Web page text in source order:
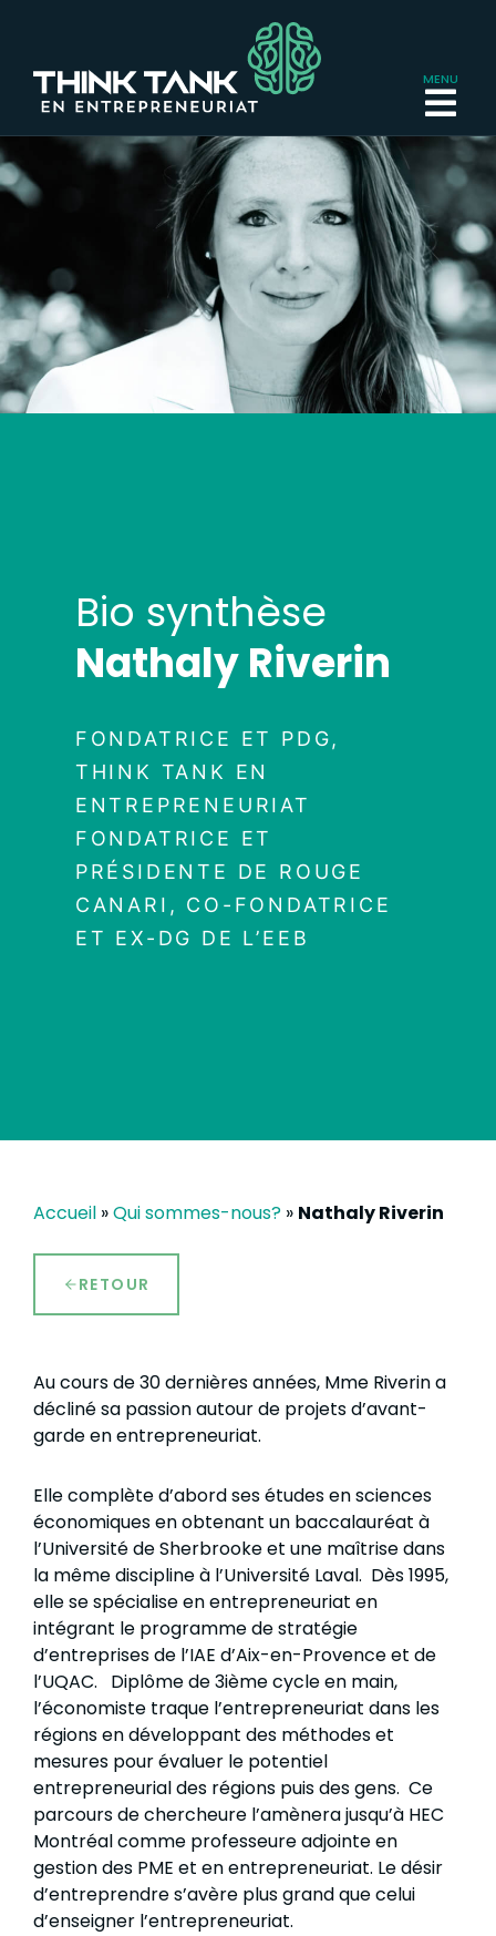
Bio synthèse
Nathaly Riverin
FONDATRICE ET PDG,
THINK TANK EN
ENTREPRENEURIAT
FONDATRICE ET
PRÉSIDENTE DE ROUGE
CANARI, CO-FONDATRICE
ET EX-DG DE L’EEB
Accueil »Qui sommes-nous? » Nathaly Riverin
RETOUR
Au cours de 30 dernières années, Mme Riverin a
décliné sa passion autour de projets d’avant-
garde en entrepreneuriat.
Elle complète d’abord ses études en sciences
économiques en obtenant un baccalauréat à
l’Université de Sherbrooke et une maîtrise dans
la même discipline à l’Université Laval. Dès 1995,
elle se spécialise en entrepreneuriat en
intégrant le programme de stratégie
d’entreprises de l’IAE d’Aix-en-Provence et de
l’UQAC. Diplôme de 3ième cycle en main,
l’économiste traque l’entrepreneuriat dans les
régions en développant des méthodes et
mesures pour évaluer le potentiel
entrepreneurial des régions puis des gens. Ce
parcours de chercheure l’amènera jusqu’à HEC
Montréal comme professeure adjointe en
gestion des PME et en entrepreneuriat. Le désir
d’entreprendre s’avère plus grand que celui
d’enseigner l’entrepreneuriat.